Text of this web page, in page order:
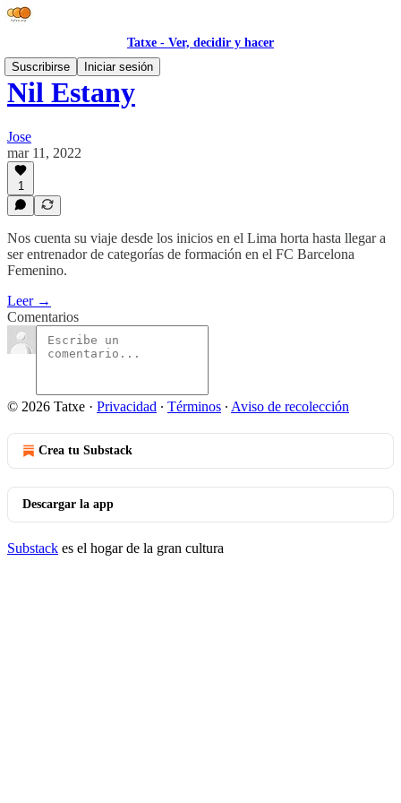
Tatxe - Ver, decidir y hacer
Suscribirse
Iniciar sesión
Nil Estany
Jose
mar 11, 2022
1
Nos cuenta su viaje desde los inicios en el Lima horta hasta llegar a
ser entrenador de categorías de formación en el FC Barcelona
Femenino.
Leer →
Comentarios
© 2026 Tatxe · Privacidad ∙ Términos ∙ Aviso de recolección
Crea tu Substack
Descargar la app
Substack es el hogar de la gran cultura